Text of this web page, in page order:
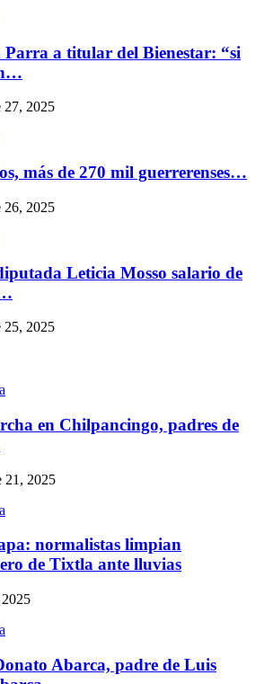
Parra a titular del Bienestar: “si
27, 2025
más de 270 mil guerrerenses…
26, 2025
Leticia Mosso salario de
25, 2025
en Chilpancingo, padres de
21, 2025
normalistas limpian
de Tixtla ante lluvias
Abarca, padre de Luis